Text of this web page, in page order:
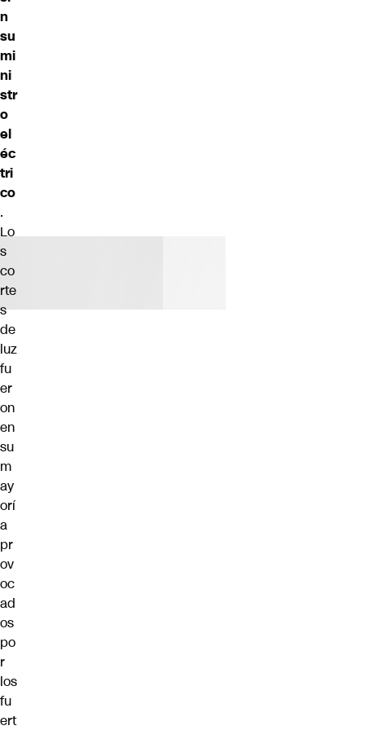
n
su
mi
ni
str
o
el
éc
tri
co
.
Lo
s
co
rte
s
de
luz
fu
er
on
en
su
m
ay
orí
a
pr
ov
oc
ad
os
po
r
los
fu
ert